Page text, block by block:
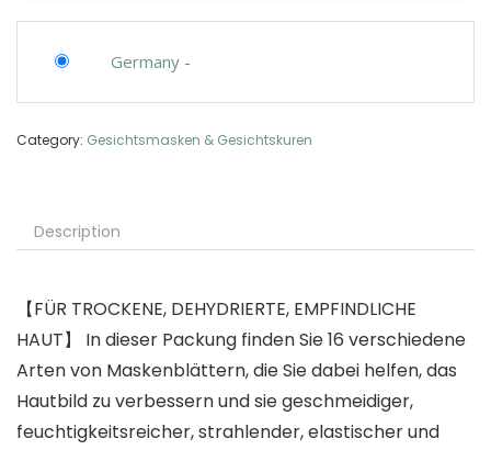
Germany -
Category: Gesichtsmasken & Gesichtskuren
Description
【FÜR TROCKENE, DEHYDRIERTE, EMPFINDLICHE
HAUT】 In dieser Packung finden Sie 16 verschiedene
Arten von Maskenblättern, die Sie dabei helfen, das
Hautbild zu verbessern und sie geschmeidiger,
feuchtigkeitsreicher, strahlender, elastischer und